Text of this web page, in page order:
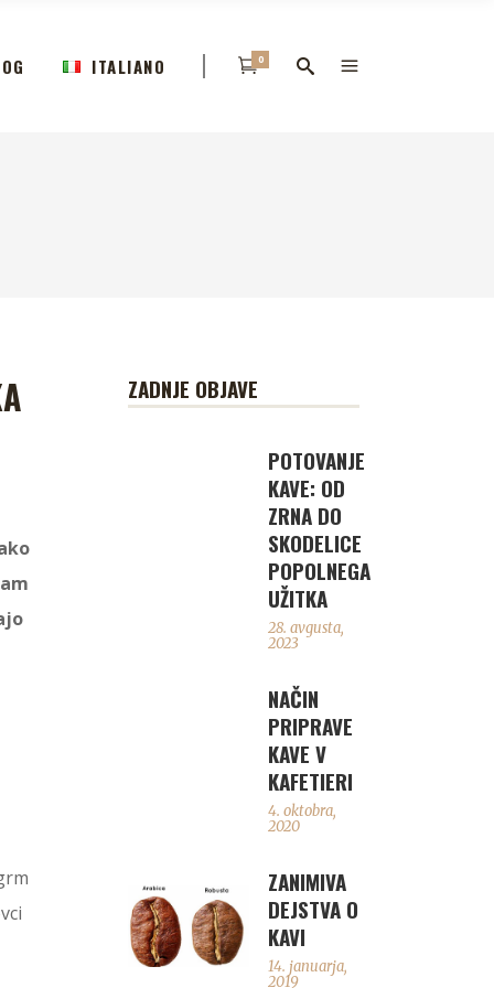
ITALIANO 0
ZADNJE OBJAVE
POTOVANJE
KAVE: OD
ZRNA DO
SKODELICE
POPOLNEGA
UŽITKA
28. avgusta,
2023
NAČIN
PRIPRAVE
KAVE V
KAFETIERI
4. oktobra,
2020
ZANIMIVA
DEJSTVA O
KAVI
14. januarja,
2019